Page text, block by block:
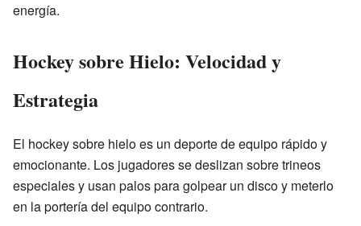
energía.
Hockey sobre Hielo: Velocidad y
Estrategia
El hockey sobre hielo es un deporte de equipo rápido y
emocionante. Los jugadores se deslizan sobre trineos
especiales y usan palos para golpear un disco y meterlo
en la portería del equipo contrario.